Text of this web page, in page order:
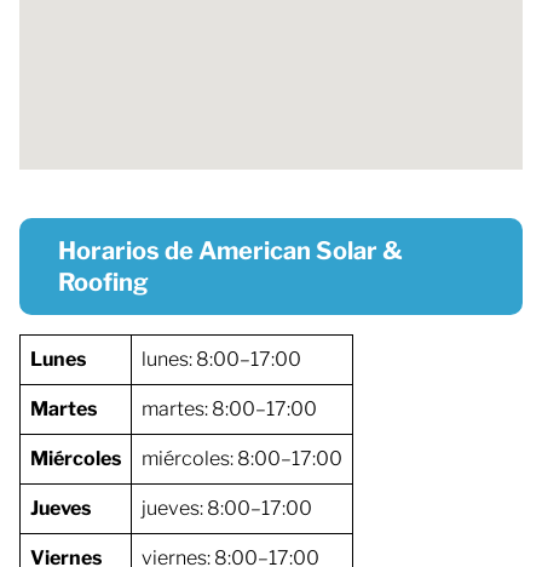
Horarios de American Solar &
Roofing
Lunes lunes: 8:00–17:00
Martes martes: 8:00–17:00
Miércoles miércoles: 8:00–17:00
Jueves jueves: 8:00–17:00
Viernes viernes: 8:00–17:00